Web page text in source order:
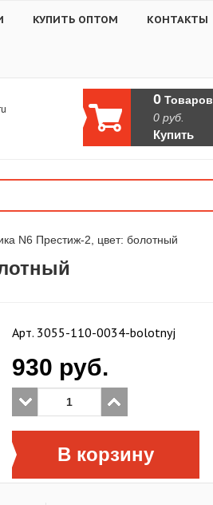
КУПИТЬ ОПТОМ КОНТАКТЫ
0 Товаров
0 руб.
Купить
N6 Престиж-2, цвет: болотный
Aрт. 3055-110-0034-bolotnyj
930 руб.
В корзину